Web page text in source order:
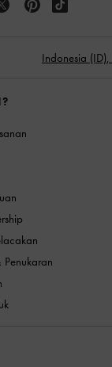
Indonesia (ID),